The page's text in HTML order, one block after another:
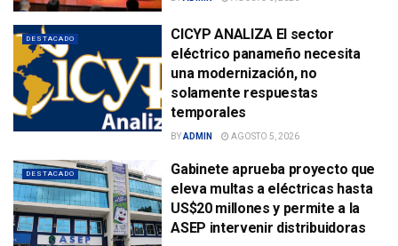
DESTACADO
CICYP ANALIZA El sector
eléctrico panameño necesita
una modernización, no
solamente respuestas
temporales
BYADMIN AGOSTO 5, 2026
DESTACADO
Gabinete aprueba proyecto que
eleva multas a eléctricas hasta
US$20 millones y permite a la
ASEP intervenir distribuidoras